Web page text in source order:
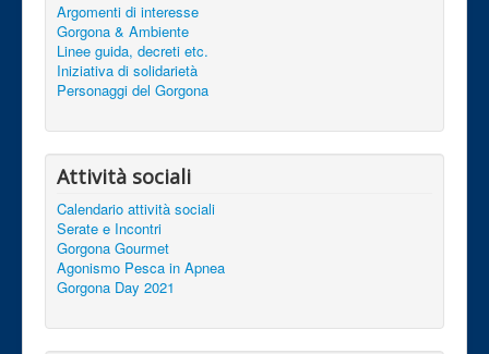
Argomenti di interesse
Gorgona & Ambiente
Linee guida, decreti etc.
Iniziativa di solidarietà
Personaggi del Gorgona
Attività sociali
Calendario attività sociali
Serate e Incontri
Gorgona Gourmet
Agonismo Pesca in Apnea
Gorgona Day 2021